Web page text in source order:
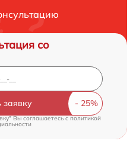
со
заявку
Вы соглашаетесь cполитикой